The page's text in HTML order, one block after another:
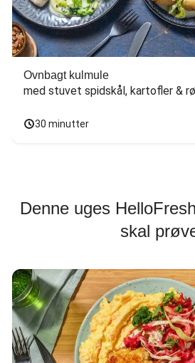
Ovnbagt kulmule
med stuvet spidskål, kartofler &
30 minutter
Denne uges
skal